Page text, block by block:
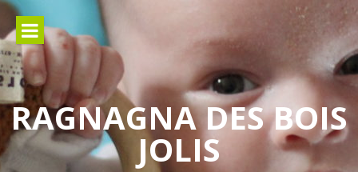
Aller
contenu
RAGNAGNA DES BOIS
JOLIS